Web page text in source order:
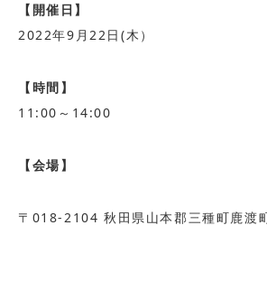
【開催日】
2022年9月22日(木）
【時間】
11:00～14:00
【会場】
〒018-2104 秋田県山本郡三種町鹿渡